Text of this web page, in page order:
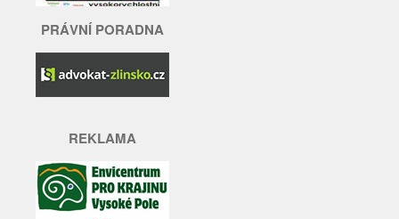
PRÁVNÍ PORADNA
REKLAMA